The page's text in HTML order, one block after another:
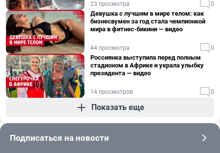
23 просмотра 0
Девушка с лучшим в мире телом: как
бизнесвумен за год стала чемпионкой
мира в фитнес-бикини — видео
44 просмотра 0
Россиянка выступила перед полным
стадионом в Африке и украла улыбку
президента — видео
14 просмотров 0
Показать еще
Подписаться на новости